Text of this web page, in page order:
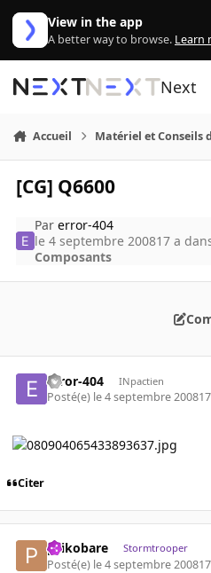
Aller au contenu
View in the app
A better way to browse. Learn
Next
Accueil Matériel et Conseils
[CG] Q6600
Parerror-404
le 4 septembre 200817 a
Composants
error-404 INpactien
Posté(e) le 4 septembre 2008
Citer
psikobare Stormtrooper
Posté(e) le 4 septembre 2008